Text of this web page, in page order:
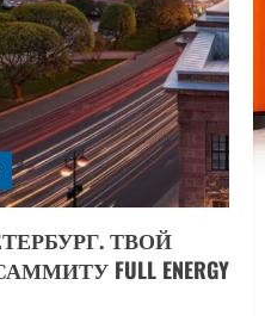
ТВОЙ
FULL ENERGY